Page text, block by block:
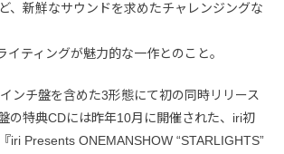
、新鮮なサウンドを求めたチャレンジングな
イティングが魅力的な一作とのこと。
ンチ盤を含めた3形態にて初の同時リリース
の特典CDには昨年10月に開催された、iri初
iri Presents ONEMANSHOW “STARLIGHTS”